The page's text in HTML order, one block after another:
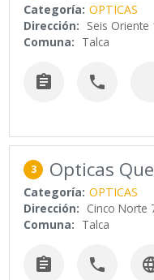
Categoría: OPTICAS
Dirección: Seis Oriente
Comuna: Talca
 
3 Opticas
Categoría: OPTICAS
Dirección: Cinco Norte
Comuna: Talca
 